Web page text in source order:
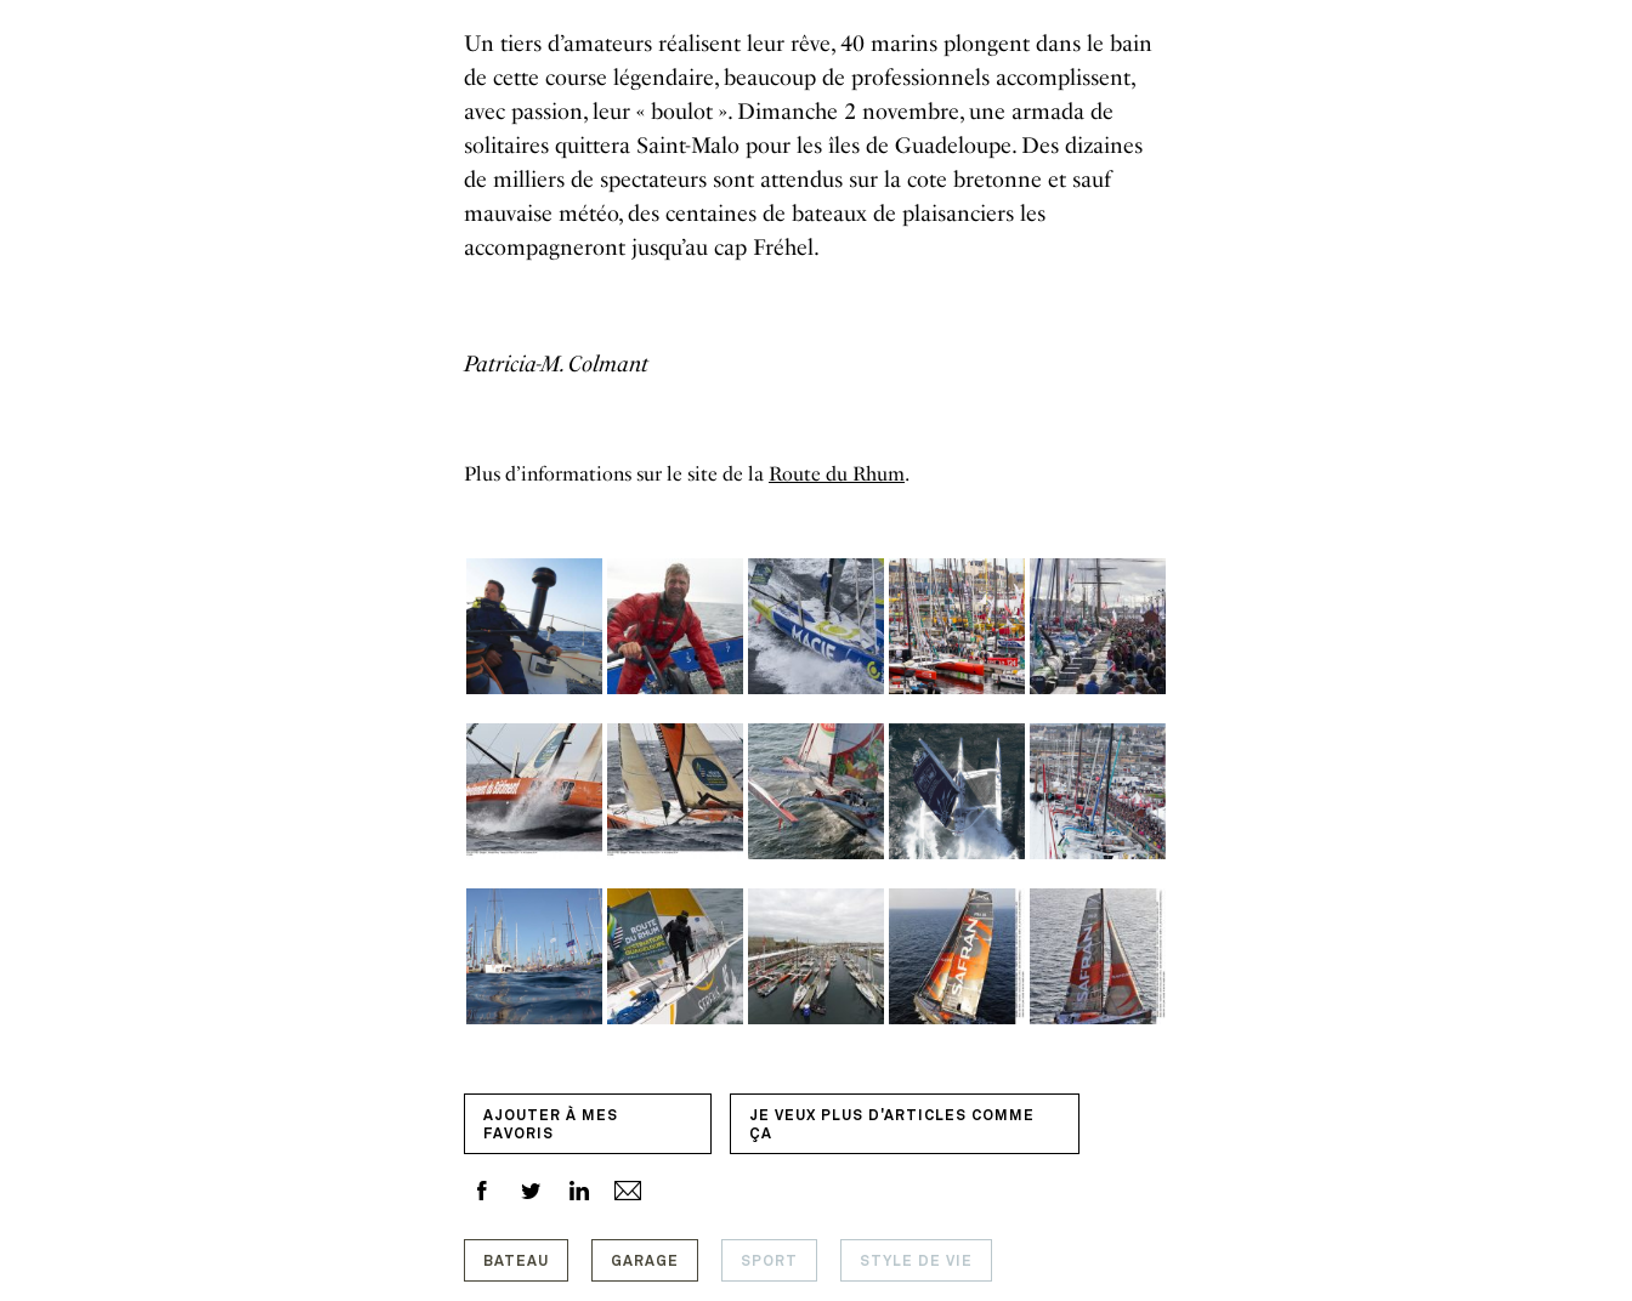
Un tiers d’amateurs réalisent leur rêve, 40 marins plongent dans le bain
de cette course légendaire, beaucoup de professionnels accomplissent,
avec passion, leur « boulot ». Dimanche 2 novembre, une armada de
solitaires quittera Saint-Malo pour les îles de Guadeloupe. Des dizaines
de milliers de spectateurs sont attendus sur la cote bretonne et sauf
mauvaise météo, des centaines de bateaux de plaisanciers les
accompagneront jusqu’au cap Fréhel.
Patricia-M. Colmant
Plus d’informations sur le site de la Route du Rhum.
AJOUTER À MES
FAVORIS
JE VEUX PLUS D'ARTICLES COMME
ÇA
BATEAU GARAGE SPORT STYLE DE VIE